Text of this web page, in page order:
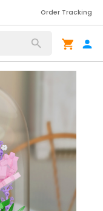
Order Tracking